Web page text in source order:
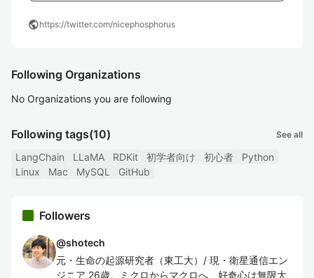
publichttps://twitter.com/nicephosphorus
Following Organizations
No Organizations you are following
Following tags(10) See all
LangChain LLaMA RDKit 初学者向け 初心者
Python
Linux
Mac MySQL GitHub
Followers
@shotech
元・生命の起源研究者（東工大）/ 現・衛星通信エン
ジニア 26歳。ミクロからマクロへ、好奇心は無限大